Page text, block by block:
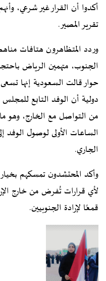
أكدوا أن القرار غير شرعي،
تقرير المصير.
وردد المتظاهرون هتافات
الجنوب، متهمين الرياض
حوار قالت السعودية إنها
دولية أن الوفد التابع
من التواصل مع الخارج، وهو
الساعات الأولى لوصول
الجاري.
وأكد المحتشدون تمسكهم
لأي قرارات تُفرض من خارج
قمعًا لإرادة الجنوبيين.